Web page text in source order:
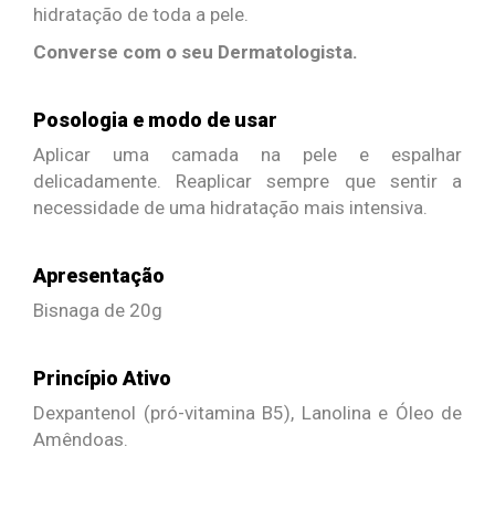
hidratação de toda a pele.
Converse com o seu Dermatologista.
Posologia e modo de usar
Aplicar uma camada na pele e espalhar
delicadamente. Reaplicar sempre que sentir a
necessidade de uma hidratação mais intensiva.
Apresentação
Bisnaga de 20g
Princípio Ativo
Dexpantenol (pró-vitamina B5), Lanolina e Óleo de
Amêndoas.